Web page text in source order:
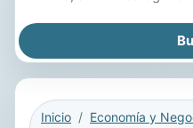
Inicio
Economía y